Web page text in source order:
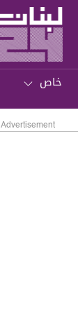
خاص
Advertisement